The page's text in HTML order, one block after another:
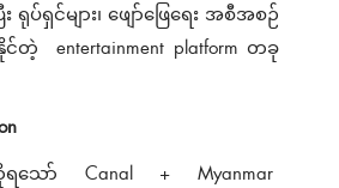
ရုပ်ရှင်များ၊ ဖျော်ဖြေရေး အစီအစဉ်
တဲ့ entertainment platform တခု
ဆိုရသော် Canal + Myanmar